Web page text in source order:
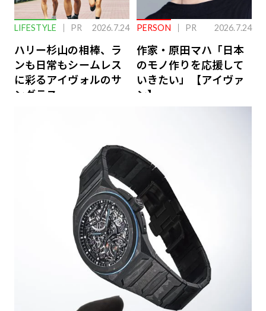
LIFESTYLE PR 2026.7.24
ハリー杉山の相棒、ラ
ンも日常もシームレス
に彩るアイヴォルのサ
ングラス
PERSON PR 2026.7.24
作家・原田マハ「日本
のモノ作りを応援して
いきたい」【アイヴァ
ン】